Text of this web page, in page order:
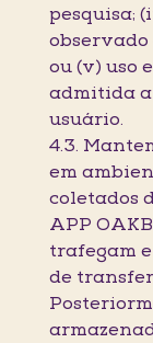
pesquisa;
ou (v) uso
admitida a
usuário.
4.3.
em
coletados
APP
trafegam
de